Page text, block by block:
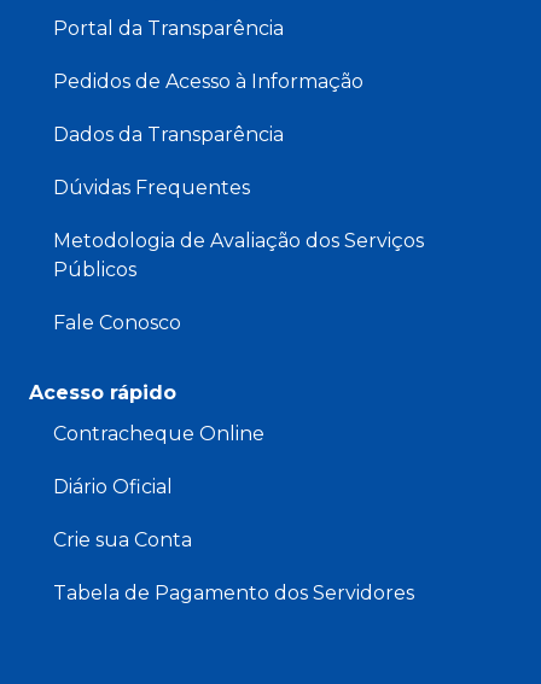
Portal da Transparência
Pedidos de Acesso à Informação
Dados da Transparência
Dúvidas Frequentes
Metodologia de Avaliação dos Serviços
Públicos
Fale Conosco
Acesso rápido
Contracheque Online
Diário Oficial
Crie sua Conta
Tabela de Pagamento dos Servidores